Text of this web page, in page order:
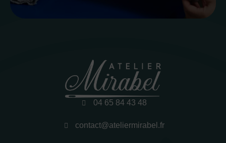
04 65 84 43 48
contact@ateliermirabel.fr